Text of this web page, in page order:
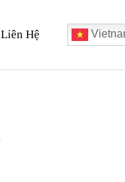
Liên Hệ